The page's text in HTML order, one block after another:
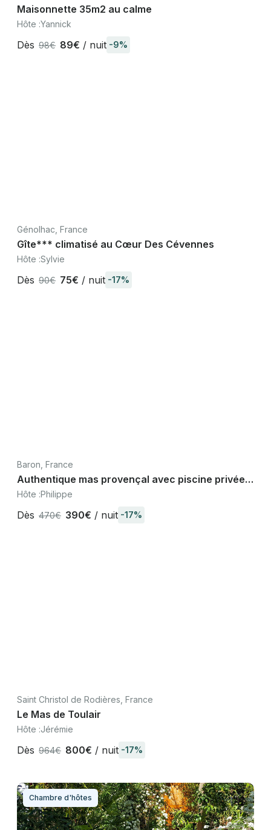
Maisonnette 35m2 au calme
Hôte :Yannick
Dès 98€ 89€ / nuit -9%
Génolhac, France
Gîte*** climatisé au Cœur Des Cévennes
Hôte :Sylvie
Dès 90€ 75€ / nuit -17%
Baron, France
Authentique mas provençal avec piscine privée –
calme absolu près d’Uzès
Hôte :Philippe
Dès 470€ 390€ / nuit -17%
Saint Christol de Rodières, France
Le Mas de Toulair
Hôte :Jérémie
Dès 964€ 800€ / nuit -17%
Chambre d'hôtes